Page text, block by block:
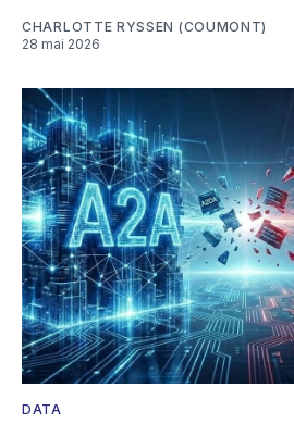
CHARLOTTE RYSSEN (COUMONT)
28 mai 2026
DATA